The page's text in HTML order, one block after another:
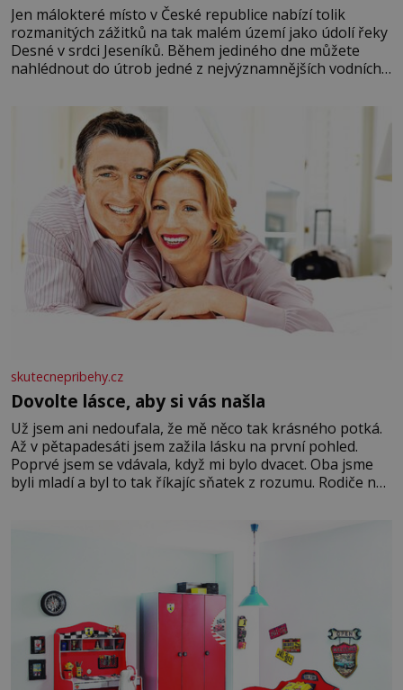
Jen málokteré místo v České republice nabízí tolik
rozmanitých zážitků na tak malém území jako údolí řeky
Desné v srdci Jeseníků. Během jediného dne můžete
nahlédnout do útrob jedné z nejvýznamnějších vodních
se na koloběžce a den zakončit poznáváním památek ve
Velkých Losinách nebo v termálním
skutecnepribehy.cz
Dovolte lásce, aby si vás našla
Už jsem ani nedoufala, že mě něco tak krásného potká.
Až v pětapadesáti jsem zažila lásku na první pohled.
Poprvé jsem se vdávala, když mi bylo dvacet. Oba jsme
byli mladí a byl to tak říkajíc sňatek z rozumu. Rodiče nás